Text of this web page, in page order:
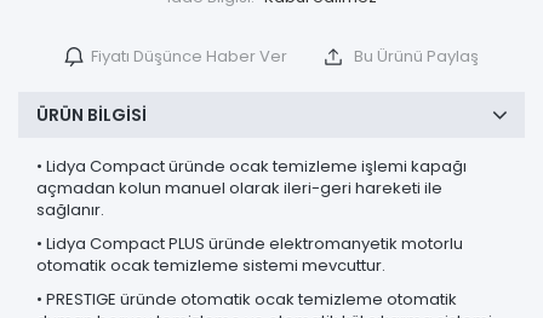
Fiyatı Düşünce Haber Ver Bu Ürünü Paylaş
ÜRÜN BILGISI
• Lidya Compact üründe ocak temizleme işlemi kapağı
açmadan kolun manuel olarak ileri-geri hareketi ile
sağlanır.
• Lidya Compact PLUS üründe elektromanyetik motorlu
otomatik ocak temizleme sistemi mevcuttur.
• PRESTIGE üründe otomatik ocak temizleme otomatik